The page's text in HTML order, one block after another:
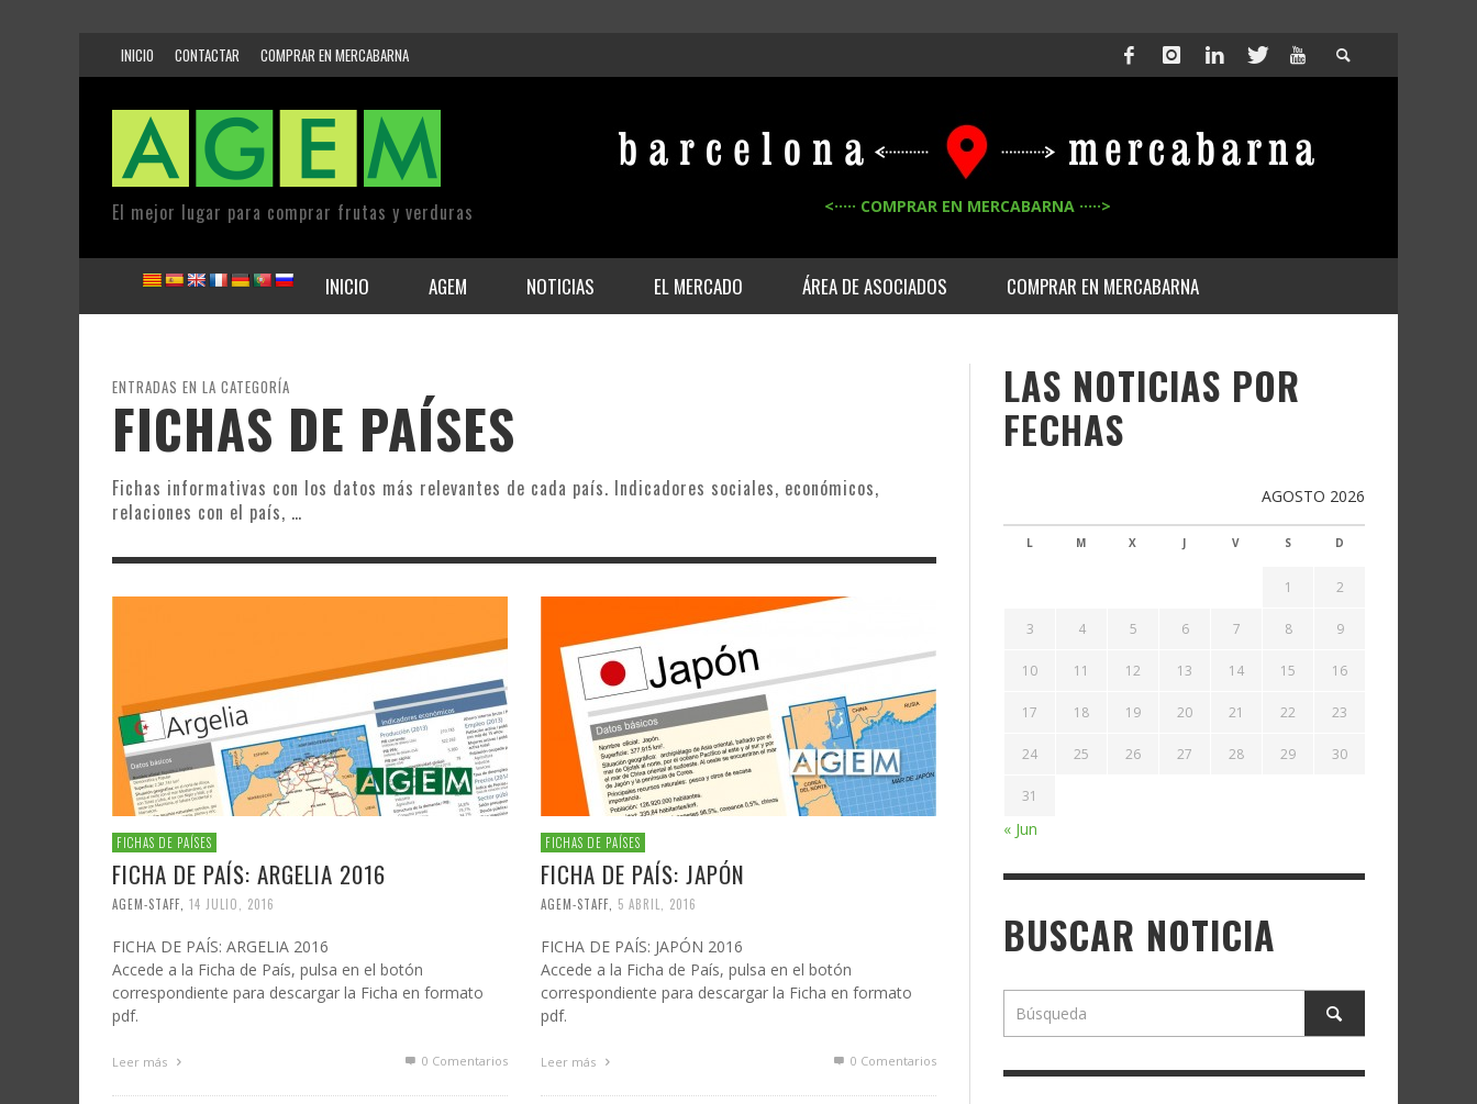
INICIO CONTACTAR COMPRAR EN MERCABARNA
El mejor lugar para comprar frutas y verduras <····· COMPRAR EN MERCABARNA ·····>
INICIO AGEM NOTICIAS EL MERCADO ÁREA DE ASOCIADOS COMPRAR EN MERCABARNA
ENTRADAS EN LA CATEGORÍA
FICHAS DE PAÍSES
Fichas informativas con los datos más relevantes de cada país. Indicadores sociales, económicos,
relaciones con el país, …
FICHAS DE PAÍSES
FICHA DE PAÍS: ARGELIA 2016
AGEM-STAFF 14 JULIO, 2016
FICHA DE PAÍS: ARGELIA 2016
Accede a la Ficha de País, pulsa en el botón
correspondiente para descargar la Ficha en formato
pdf.
Leer más 0 Comentarios
FICHAS DE PAÍSES
FICHA DE PAÍS: JAPÓN
AGEM-STAFF 5 ABRIL, 2016
FICHA DE PAÍS: JAPÓN 2016
Accede a la Ficha de País, pulsa en el botón
correspondiente para descargar la Ficha en formato
pdf.
Leer más 0 Comentarios
LAS NOTICIAS POR
FECHAS
AGOSTO 2026
L M X J V S D
1 2
3 4 5 6 7 8 9
10 11 12 13 14 15 16
17 18 19 20 21 22 23
24 25 26 27 28 29 30
31
« Jun
BUSCAR NOTICIA